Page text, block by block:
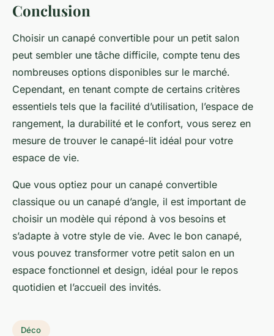
Conclusion
Choisir un canapé convertible pour un petit salon
peut sembler une tâche difficile, compte tenu des
nombreuses options disponibles sur le marché.
Cependant, en tenant compte de certains critères
essentiels tels que la facilité d’utilisation, l’espace de
rangement, la durabilité et le confort, vous serez en
mesure de trouver le canapé-lit idéal pour votre
espace de vie.
Que vous optiez pour un canapé convertible
classique ou un canapé d’angle, il est important de
choisir un modèle qui répond à vos besoins et
s’adapte à votre style de vie. Avec le bon canapé,
vous pouvez transformer votre petit salon en un
espace fonctionnel et design, idéal pour le repos
quotidien et l’accueil des invités.
Déco